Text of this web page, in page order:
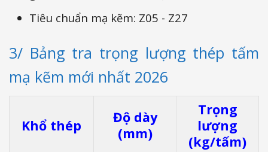
Tiêu chuẩn mạ kẽm: Z05 - Z27
3/ Bảng tra trọng lượng thép tấm
mạ kẽm mới nhất 2026
Khổ thép
Độ dày
(mm)
Trọng
lượng
(kg/tấm)